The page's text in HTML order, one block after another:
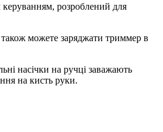
розроблений для
можете заряджати триммер в
насічки на ручці заважають
на кисть руки.